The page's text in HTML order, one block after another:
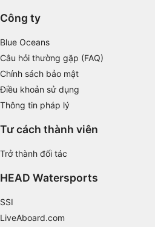
Công ty
Blue Oceans
Câu hỏi thường gặp (FAQ)
Chính sách bảo mật
Điều khoản sử dụng
Thông tin pháp lý
Tư cách thành viên
Trở thành đối tác
HEAD Watersports
SSI
LiveAboard.com
Use limited data to select content
Use precise geolocation data
Identify devices based on
actively requested
Non-IAB processing purposes:
Necessary
Performance
Functional